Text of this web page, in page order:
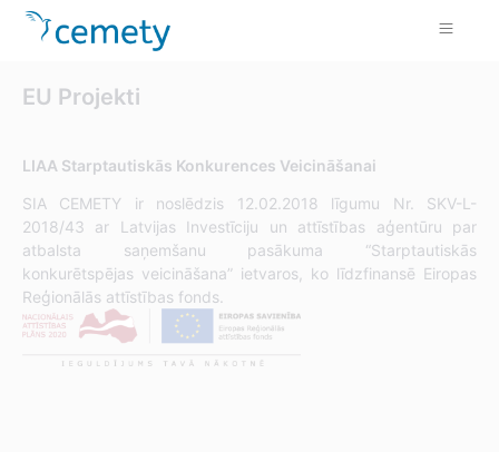
EU Projekti
LIAA Starptautiskās Konkurences Veicināšanai
SIA CEMETY ir noslēdzis 12.02.2018 līgumu Nr. SKV-L-
2018/43 ar Latvijas Investīciju un attīstības aģentūru par
atbalsta saņemšanu pasākuma “Starptautiskās
konkurētspējas veicināšana” ietvaros, ko līdzfinansē Eiropas
Reģionālās attīstības fonds.